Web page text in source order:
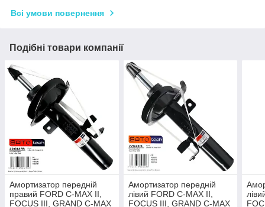
Всі умови повернення
Подібні товари компанії
Амортизатор передній
правий FORD C-MAX II,
FOCUS III, GRAND C-MAX
Амортизатор передній
лівий FORD C-MAX II,
FOCUS III, GRAND C-MAX